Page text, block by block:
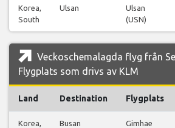
Korea,
South
Ulsan
Ulsan
(USN)
Veckoschemalagda flyg från
Flygplats som drivs av KLM
Land Destination Flygplats
Korea,
Busan
Gimhae